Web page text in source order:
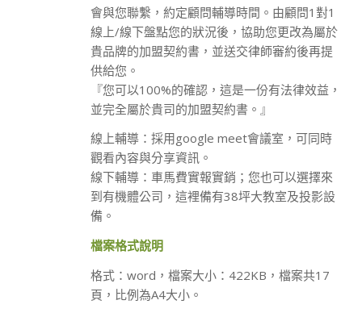
會與您聯繫，約定顧問輔導時間。由顧問1對1
線上/線下盤點您的狀況後，協助您更改為屬於
貴品牌的加盟契約書，並送交律師審約後再提
供給您。
『您可以100%的確認，這是一份有法律效益，
並完全屬於貴司的加盟契約書。』
線上輔導：採用google meet會議室，可同時
觀看內容與分享資訊。
線下輔導：車馬費實報實銷；您也可以選擇來
到有機體公司，這裡備有38坪大教室及投影設
備。
檔案格式說明
格式：word，檔案大小：422KB，檔案共17
頁，比例為A4大小。